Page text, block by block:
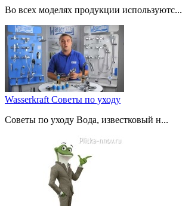
Во всех моделях продукции используютс...
Wasserkraft Советы по уходу
Советы по уходу Вода, известковый н...